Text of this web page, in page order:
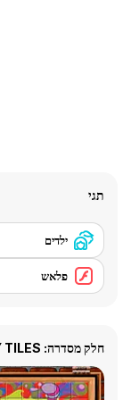
תגי
ילדים
פלאש
חלק מסדרה: SORT MY TILES